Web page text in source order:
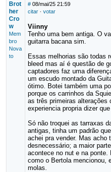
Brot
her
Cro
w
Mem
bro
Nova
to
# 08/mai/25 21:59
citar· votar
Viinny
Tenho uma bem antiga. O
guitarra bacana sim.
Essas melhorias são todas
bleed mas aí é questão de
captadores faz uma
um escudo montado da
ótimo. Botei também uma
porque os carrinhos da
as três primeiras alterações
experiencia propria dizer
Só não troquei as tarraxas
antigas, tinha um padrão
achei pra vender. Mas acho
desnecessário; a maior
acontece no nut e na
como o Bertola mencionou,
molas.